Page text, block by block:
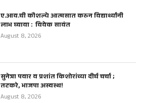
ए.आय.ची कौशल्ये आत्मसात करुन विद्यार्थ्यांनी
लाभ घ्यावा : विवेक सावंत
August 8, 2026
सुनेत्रा पवार व प्रशांत किशोरांच्या दीर्घ चर्चा ;
तटकरे, भाजपा अस्वस्थ!
August 8, 2026